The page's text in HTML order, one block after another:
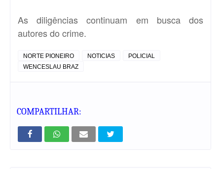
As diligências continuam em busca dos
autores do crime.
NORTE PIONEIRO NOTICIAS
POLICIAL
WENCESLAU BRAZ
COMPARTILHAR: